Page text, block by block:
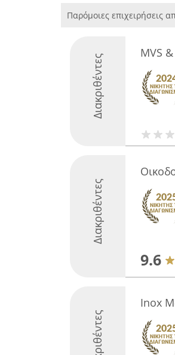
Παρόμοιες επιχειρήσεις
Διακριθέντες
MVS
Διακριθέντες
9.6
Inox